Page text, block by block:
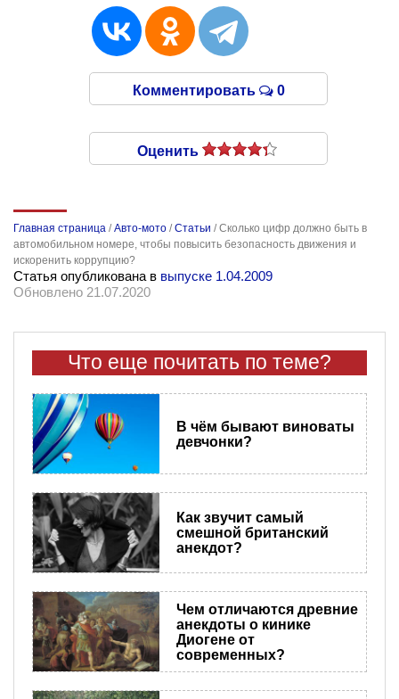
Комментировать 0
Оценить
Главная страница /Авто-мото /Статьи /Сколько цифр должно быть в
автомобильном номере, чтобы повысить безопасность движения и
искоренить коррупцию?
Статья опубликована в выпуске 1.04.2009
Обновлено 21.07.2020
Что еще почитать по теме?
В чём бывают виноваты
девчонки?
Как звучит самый
смешной британский
анекдот?
Чем отличаются древние
анекдоты о кинике
Диогене от
современных?